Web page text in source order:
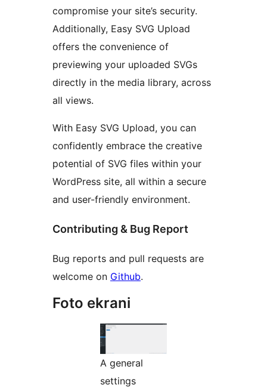
compromise your site’s security.
Additionally, Easy SVG Upload
offers the convenience of
previewing your uploaded SVGs
directly in the media library, across
all views.
With Easy SVG Upload, you can
confidently embrace the creative
potential of SVG files within your
WordPress site, all within a secure
and user-friendly environment.
Contributing & Bug Report
Bug reports and pull requests are
welcome on Github.
Foto ekrani
A general
settings